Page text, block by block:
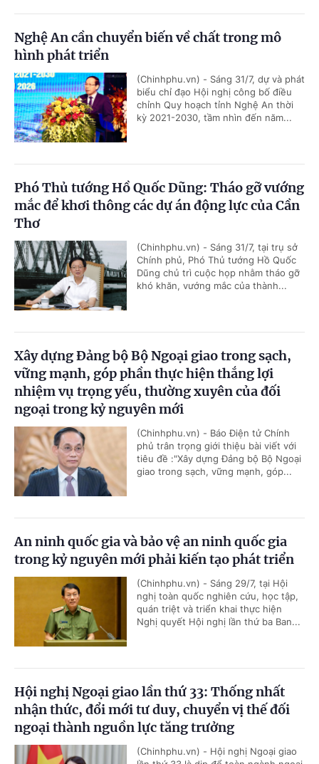
Nghệ An cần chuyển biến về chất trong mô
hình phát triển
(Chinhphu.vn) - Sáng 31/7, dự và phát
biểu chỉ đạo Hội nghị công bố điều
chỉnh Quy hoạch tỉnh Nghệ An thời
kỳ 2021-2030, tầm nhìn đến năm...
Phó Thủ tướng Hồ Quốc Dũng: Tháo gỡ vướng
mắc để khơi thông các dự án động lực của Cần
Thơ
(Chinhphu.vn) - Sáng 31/7, tại trụ sở
Chính phủ, Phó Thủ tướng Hồ Quốc
Dũng chủ trì cuộc họp nhằm tháo gỡ
khó khăn, vướng mắc của thành...
Xây dựng Đảng bộ Bộ Ngoại giao trong sạch,
vững mạnh, góp phần thực hiện thắng lợi
nhiệm vụ trọng yếu, thường xuyên của đối
ngoại trong kỷ nguyên mới
(Chinhphu.vn) - Báo Điện tử Chính
phủ trân trọng giới thiệu bài viết với
tiêu đề :"Xây dựng Đảng bộ Bộ Ngoại
giao trong sạch, vững mạnh, góp...
An ninh quốc gia và bảo vệ an ninh quốc gia
trong kỷ nguyên mới phải kiến tạo phát triển
(Chinhphu.vn) - Sáng 29/7, tại Hội
nghị toàn quốc nghiên cứu, học tập,
quán triệt và triển khai thực hiện
Nghị quyết Hội nghị lần thứ ba Ban...
Hội nghị Ngoại giao lần thứ 33: Thống nhất
nhận thức, đổi mới tư duy, chuyển vị thế đối
ngoại thành nguồn lực tăng trưởng
(Chinhphu.vn) - Hội nghị Ngoại giao